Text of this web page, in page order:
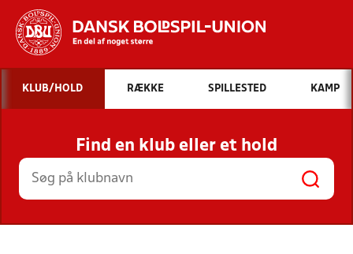
Hvad vil du søge efter?
INDHOLD OG NYHEDER
STILLINGER, RESULTATER, KLUBBER OG
HOLD
KLUB/HOLD RÆKKE SPILLESTED KAMP
Find en klub eller et hold